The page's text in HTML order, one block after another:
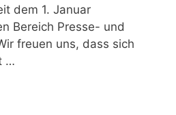
dem 1. Januar
Bereich Presse- und
freuen uns, dass sich
…